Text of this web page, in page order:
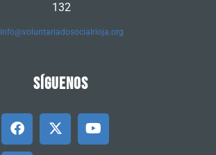
132
info@voluntariadosocialrioja.org
SÍGUENOS